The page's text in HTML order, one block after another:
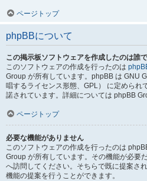
ページトップ
phpBBについて
この掲示板ソフトウェアを作成したのは誰
このソフトウェアの作成を行ったのは
Group が所有しています。phpBB は GNU
唱するライセンス形態、GPL） に定められ
諾されています。詳細については phpBB
ページトップ
必要な機能がありません
このソフトウェアの作成を行ったのは
Group が所有しています。その機能が必要
へ訪問してください。そちらで既に提案さ
機能の提案を行うことができます。